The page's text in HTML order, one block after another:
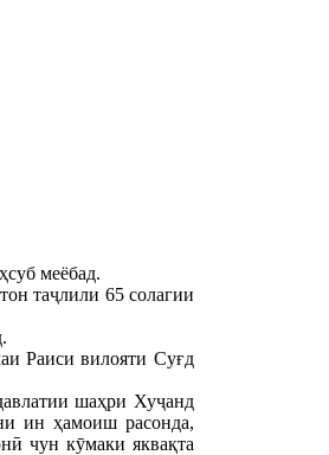
меёбад.
таҷлили 65 солагии
Раиси вилояти Суғд
шаҳри Хуҷанд
ин ҳамоиш расонда,
чун кӯмаки яквақта